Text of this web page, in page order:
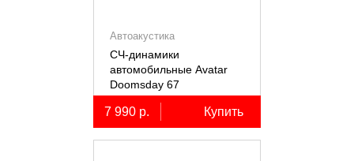
Автоакустика
СЧ-динамики
автомобильные Avatar
Doomsday 67
7 990 р. Купить